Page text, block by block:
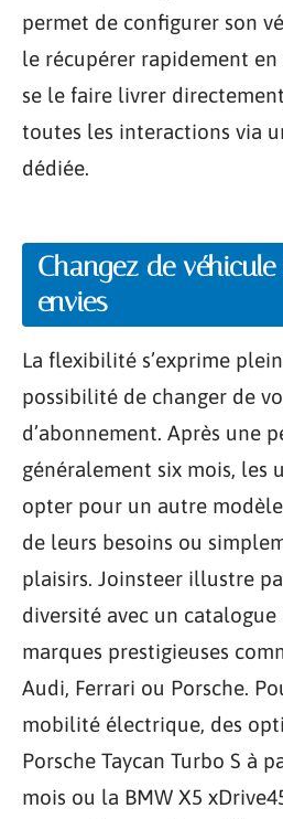
permet de configurer son
le récupérer rapidement en
se le faire livrer
toutes les interactions via
dédiée.
Changez de
envies
La flexibilité s’exprime
possibilité de changer de
d’abonnement. Après une
généralement six mois, les
opter pour un autre
de leurs besoins ou
plaisirs. Joinsteer illustre
diversité avec un
marques prestigieuses
Audi, Ferrari ou Porsche.
mobilité électrique, des
Porsche Taycan Turbo S à
mois ou la BMW X5